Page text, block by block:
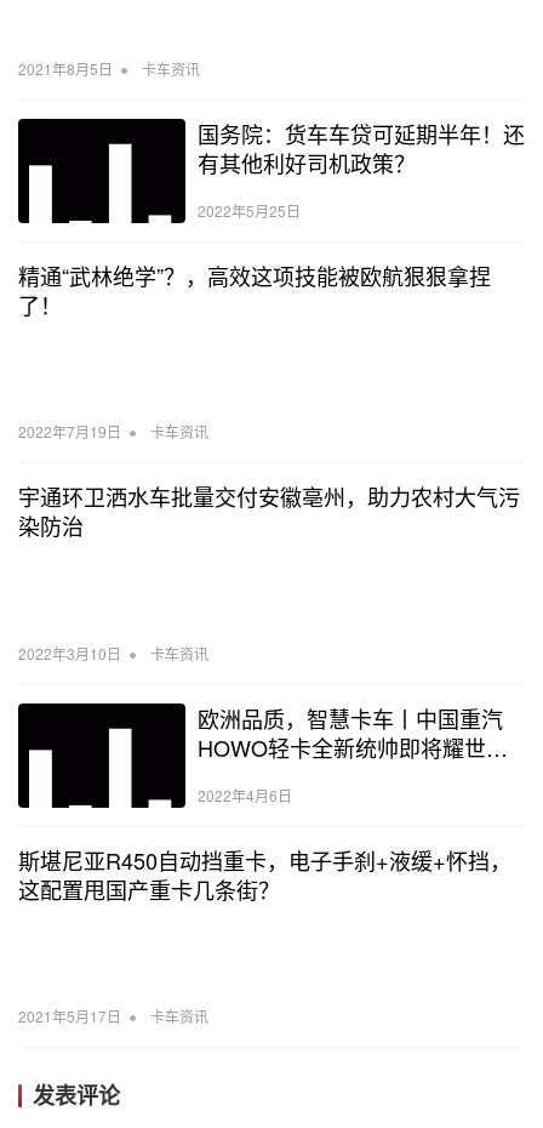
2021年8月5日 • 卡车资讯
国务院：货车车贷可延期半年！还
有其他利好司机政策？
2022年5月25日
精通“武林绝学”？，高效这项技能被欧航狠狠拿捏
了！
2022年7月19日 • 卡车资讯
宇通环卫洒水车批量交付安徽亳州，助力农村大气污
染防治
2022年3月10日 • 卡车资讯
欧洲品质，智慧卡车丨中国重汽
HOWO轻卡全新统帅即将耀世登
2022年4月6日
斯堪尼亚R450自动挡重卡，电子手刹+液缓+怀挡，
这配置甩国产重卡几条街？
2021年5月17日 • 卡车资讯
发表评论